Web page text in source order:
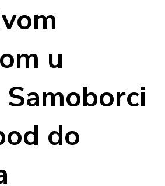
u
do